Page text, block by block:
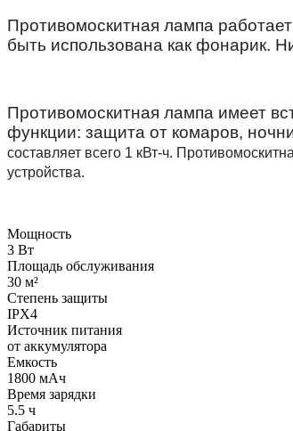
Противомоскитная лампа
быть использована как фонарик.
Противомоскитная лампа имеет
функции: защита от комаров,
составляет всего 1 кВт-ч.
устройства.
Мощность
3 Вт
Площадь обслуживания
30 м²
Степень защиты
IPX4
Источник питания
от аккумулятора
Емкость
1800 мАч
Время зарядки
5.5 ч
Габариты